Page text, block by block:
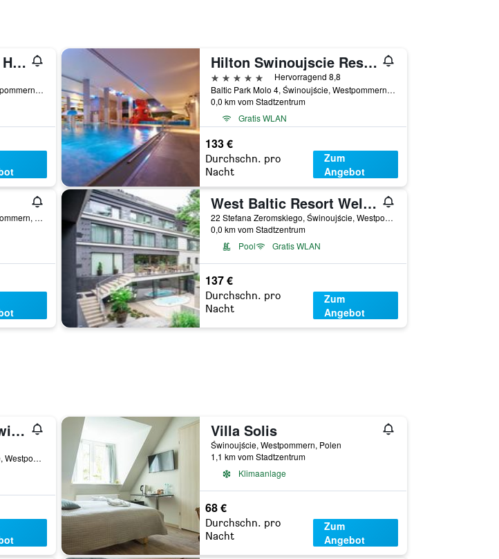
Hamilton Conference Hotel Spa & Wellness
Uzdrowiskowa 23, Świnoujście, Westpommern, Polen
Hilton Swinoujscie Resort & Spa
5 Sterne
Hervorragend 8,8
Baltic Park Molo 4, Świnoujście, Westpommern, Polen
0,0 km vom Stadtzentrum
Gratis WLAN
133 €
Durchschn. pro
Nacht
Zum
Angebot
Uzdrowiskowa 5, Świnoujście, Westpommern, Polen
West Baltic Resort Wellness & Spa
22 Stefana Zeromskiego, Świnoujście, Westpommern, Polen
0,0 km vom Stadtzentrum
Pool
Gratis WLAN
137 €
Durchschn. pro
Nacht
Zum
Angebot
Hampton by Hilton Swinoujscie
Ul. Wojska Polskiego 14, Świnoujście, Westpommern, Polen
Villa Solis
Świnoujście, Westpommern, Polen
1,1 km vom Stadtzentrum
Klimaanlage
68 €
Durchschn. pro
Nacht
Zum
Angebot